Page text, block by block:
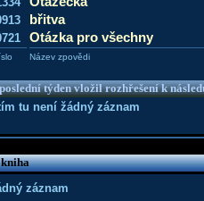
břitva
Otázka pro všechny
Název zpovědi
týden vložil rozhřešení k
tu není žádný záznam
záznam